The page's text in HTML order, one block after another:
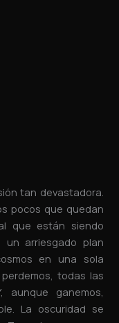
tan devastadora.
pocos que quedan
que están siendo
un arriesgado plan
en una sola
todas las
aunque ganemos,
La oscuridad se